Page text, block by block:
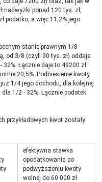
nadwyżki ponad 120 tys. zł,
podatku, a więc 11,2% jego
stanie prawnym 1/8
od 3/8 (czyli 90 tys. zł) oddaje
32%. Łącznie daje to 49200 zł
20,5%. Podniesienie kwoty
1/4 jego dochodu, dla kolejnej
1/2 - 32%. Łącznie podatek
przykładowych kwot zostały
efektywna stawka
opodatkowania po
podwyższeniu kwoty
wolnej do 60 000 zł